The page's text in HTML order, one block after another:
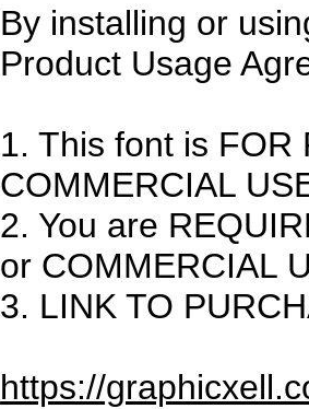
By installing or
Product Usage
1. This font is FOR
COMMERCIAL
2. You are
or COMMERCIAL
3. LINK TO
https://